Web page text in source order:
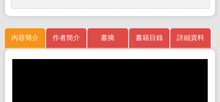
內容簡介 作者簡介 書摘 書籍目錄 詳細資料